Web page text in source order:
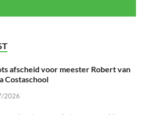
afscheid voor meester Robert van
Costaschool
2026